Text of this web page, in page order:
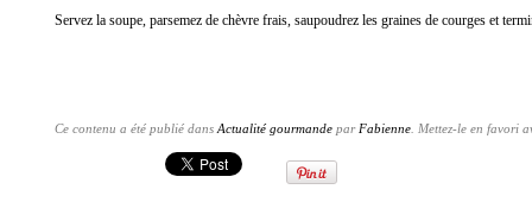
Servez la soupe, parsemez de chèvre frais, saupoudrez les graines de courges et
Ce contenu a été publié dans Actualité gourmande par Fabienne . Mettez-le en favori